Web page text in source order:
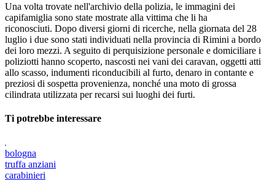
Una volta trovate nell'archivio della polizia, le immagini dei
capifamiglia sono state mostrate alla vittima che li ha
riconosciuti. Dopo diversi giorni di ricerche, nella giornata del 28
luglio i due sono stati individuati nella provincia di Rimini a bordo
dei loro mezzi. A seguito di perquisizione personale e domiciliare i
poliziotti hanno scoperto, nascosti nei vani dei caravan, oggetti atti
allo scasso, indumenti riconducibili al furto, denaro in contante e
preziosi di sospetta provenienza, nonché una moto di grossa
cilindrata utilizzata per recarsi sui luoghi dei furti.
Ti potrebbe interessare
bologna
truffa anziani
carabinieri